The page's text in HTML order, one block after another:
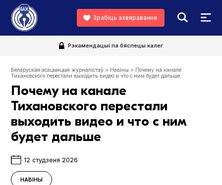
Зрабіць ахвяраванне
Рэкамендацыі па бяспецы калег
Беларуская асацыяцыя журналістаў > Навіны > Почему на канале
Тихановского перестали выходить видео и что с ним будет дальше
Почему на канале
Тихановского перестали
выходить видео и что с ним
будет дальше
12 студзеня 2026
НАВІНЫ